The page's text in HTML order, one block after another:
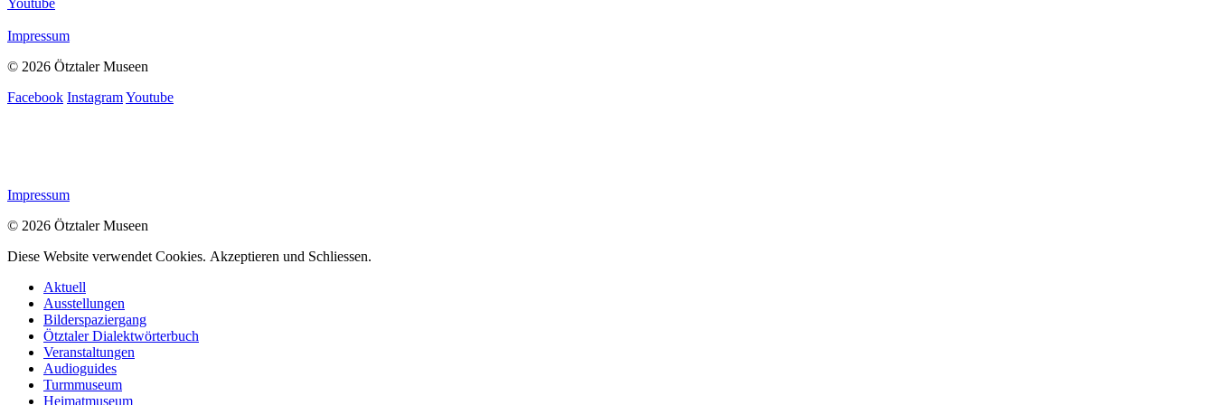
Youtube
Impressum
© 2026 Ötztaler Museen
Facebook InstagramYoutube
Impressum
© 2026 Ötztaler Museen
Diese Website verwendet Cookies. Akzeptieren und Schliessen.
Aktuell
Ausstellungen
Bilderspaziergang
Ötztaler Dialektwörterbuch
Veranstaltungen
Audioguides
Turmmuseum
Heimatmuseum